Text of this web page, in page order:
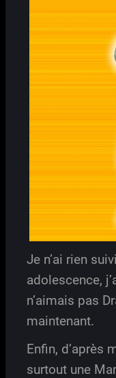
Je n’ai rien
adolescence,
n’aimais pas
maintenant.
Enfin, d’après
surtout une